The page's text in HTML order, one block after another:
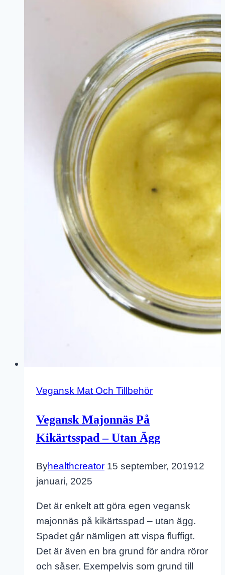
Vegansk Mat Och Tillbehör
Vegansk Majonnäs På
Kikärtsspad – Utan Ägg
Byhealthcreator 15 september, 201912
januari, 2025
Det är enkelt att göra egen vegansk
majonnäs på kikärtsspad – utan ägg.
Spadet går nämligen att vispa fluffigt.
Det är även en bra grund för andra röror
och såser. Exempelvis som grund till